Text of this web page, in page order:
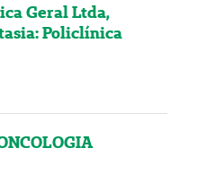
Geral Ltda,
Policlínica